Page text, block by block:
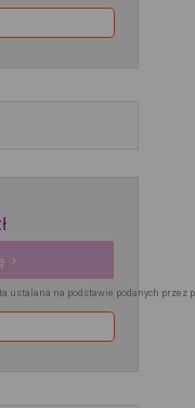
ustalana na podstawie podanych przez